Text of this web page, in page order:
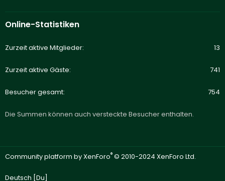
Online-Statistiken
Zurzeit aktive Mitglieder 13
Zurzeit aktive Gäste 741
Besucher gesamt 754
Die Summen können auch versteckte Besucher enthalten.
Community platform by XenForo® © 2010-2024 XenForo Ltd.
Deutsch [Du]